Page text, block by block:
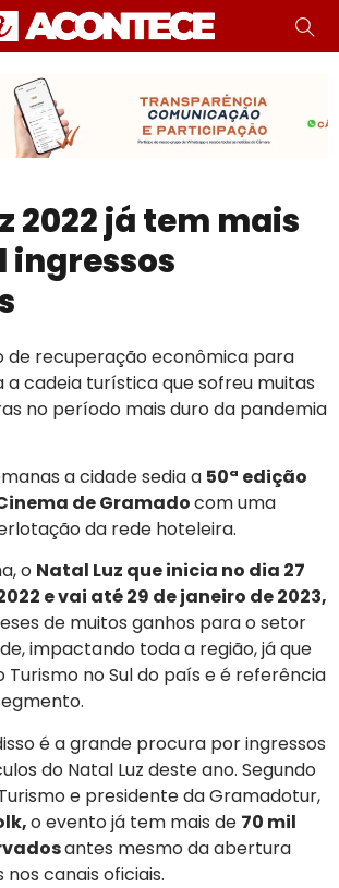
2022 já tem mais
ingressos
de recuperação econômica para
a cadeia turística que sofreu muitas
no período mais duro da pandemia
a cidade sedia a 50ª edição
de Gramadocom uma
da rede hoteleira.
o Natal Luz que inicia no dia 27
e vai até 29 de janeiro de 2023,
de muitos ganhos para o setor
impactando toda a região, já que
Turismo no Sul do país e é referência
é a grande procura por ingressos
do Natal Luz deste ano. Segundo
e presidente da Gramadotur,
o evento já tem mais de 70 mil
antes mesmo da abertura
canais oficiais.